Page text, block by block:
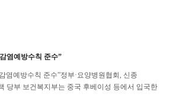
염예방수칙 준수”
염예방수칙 준수”정부·요양병원협회, 신종
당부 보건복지부는 중국 후베이성 등에서 입국한
배제하는 등 신종 코로나바이러스 의료기관 �...